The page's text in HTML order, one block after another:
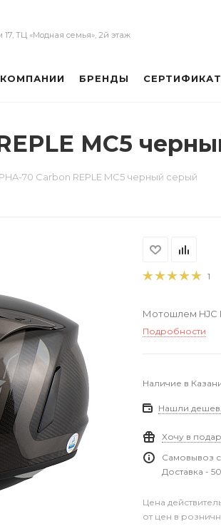
ТЦ «Модная семья», 2й этаж
БРЕНДЫ
MC5
70 Carbon REPLE MC5 черный серый
1
Мотошлем HJC
Подробности
Наличие в
Нашли
Хочу в
Самовывоз
Доставка -
Цена
от цен в